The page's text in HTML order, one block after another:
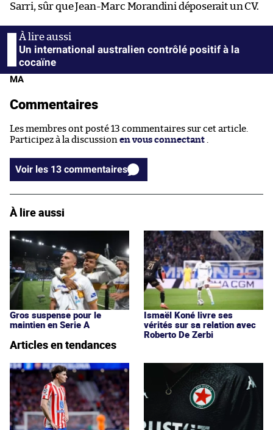
Sarri, sûr que Jean-Marc Morandini déposerait un CV.
Un international australien contrôlé positif à la
cocaïne
MA
Commentaires
Les membres ont posté 13 commentaires sur cet article.
Participez à la discussion en vous connectant
Voir les 13 commentaires
À lire aussi
Gros suspense pour le
maintien en Serie A
Ismaël Koné livre ses
vérités sur sa relation avec
Roberto De Zerbi
Articles en tendances